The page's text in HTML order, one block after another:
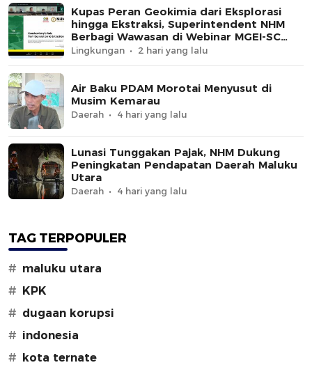
Kupas Peran Geokimia dari Eksplorasi
hingga Ekstraksi, Superintendent NHM
Berbagi Wawasan di Webinar MGEI-SC
UNG
Lingkungan 2 hari yang lalu
Air Baku PDAM Morotai Menyusut di
Musim Kemarau
Daerah 4 hari yang lalu
Lunasi Tunggakan Pajak, NHM Dukung
Peningkatan Pendapatan Daerah Maluku
Utara
Daerah 4 hari yang lalu
TAG TERPOPULER
# maluku utara
# KPK
# dugaan korupsi
# indonesia
# kota ternate